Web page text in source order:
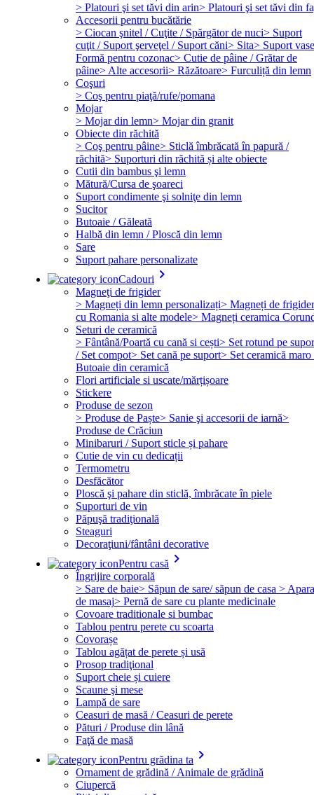
> Platouri şi set tăvi din arin> Platouri şi set tăvi din
Accesorii pentru bucătărie
> Ciocan şnitel / Cuţite / Spărgător de nuci> Suport
cuţit / Suport şerveţel / Suport căni> Sita> Suport vase
Formă pentru cozonac> Cutie de pâine / Grătar de
pâine> Alte accesorii> Răzătoare> Furculiță din lemn
Coşuri
> Coş pentru piaţă/rufe/pomana
Mojar
> Mojar din lemn> Mojar din granit
Obiecte din răchită
> Coş pentru pâine> Sticlă îmbrăcată în papură /
răchită> Suporturi din răchită și alte obiecte
Cutii din bambus şi lemn
Mătură/Cursa de şoareci
Suport condimente şi solniţe din lemn
Sucitor
Butoaie / Găleată
Halbă din lemn / Ploscă din lemn
Sare
Suport pahare personalizate
Cadouri keyboard_arrow_right
Magneţi de frigider
> Magneți din lemn personalizați> Magneți de frigider
cu Romania si alte modele> Magneți ceramica
Seturi de ceramică
> Fântână/Poartă cu cană si cești> Set rotund pe
/ Set compot> Set cană pe suport> Set ceramică maro
Butoaie din ceramică
Flori artificiale si uscate/mărțișoare
Stickere
Produse de sezon
> Produse de Paște> Sanie şi accesorii de iarnă>
Produse de Crăciun
Minibaruri / Suport sticle și pahare
Cutie de vin cu dedicații
Termometru
Desfăcător
Ploscă şi pahare din sticlă, îmbrăcate în piele
Suporturi de vin
Păpuşă tradiţională
Steaguri
Decoraţiuni/fântâni decorative
Pentru casă keyboard_arrow_right
Îngrijire corporală
> Sare de baie> Săpun de sare/ săpun de casa >
de masaj> Pernă de sare cu plante medicinale
Covoare traditionale si bumbac
Tablou pentru perete cu scoarta
Covorașe
Tablou agățat de perete și usă
Prosop tradiţional
Suport cheie și cuiere
Scaune şi mese
Lampă de sare
Ceasuri de masă / Ceasuri de perete
Pături / Produse din lână
Faţă de masă
Pentru grădina ta keyboard_arrow_right
Ornament de grădină / Animale de grădină
Ciupercă